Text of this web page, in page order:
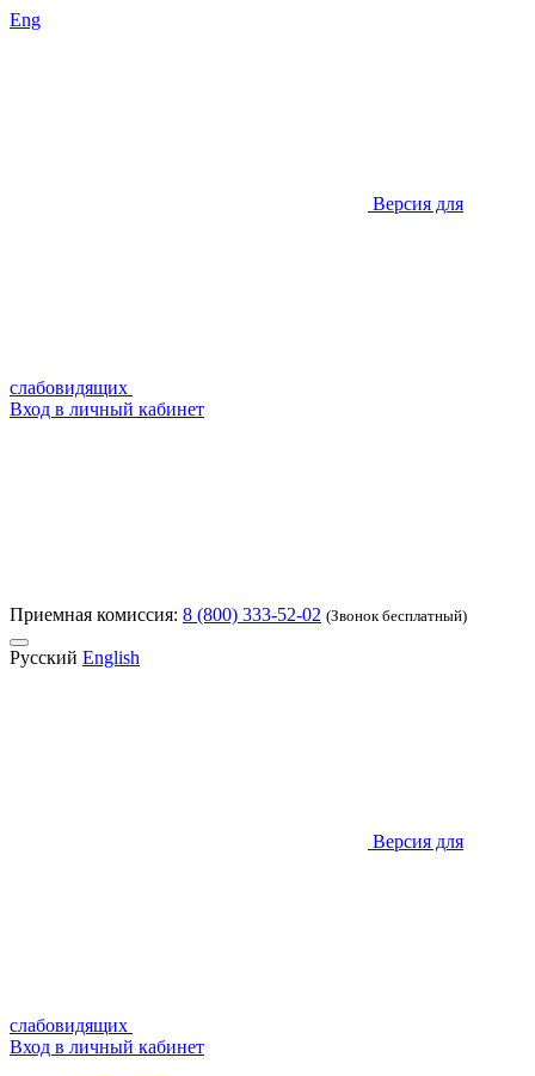
Eng
Версия для
слабовидящих
Вход в личный кабинет
Приемная комиссия: 8 (800) 333-52-02 (Звонок бесплатный)
Русский English
Версия для
слабовидящих
Вход в личный кабинет